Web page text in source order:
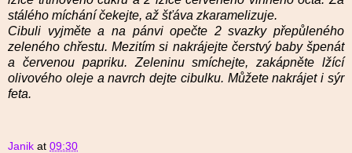
stálého míchání čekejte, až šťáva zkaramelizuje.
Cibuli vyjměte a na pánvi opečte 2 svazky přepůleného
zeleného chřestu. Mezitím si nakrájejte čerstvý baby špenát
a červenou papriku. Zeleninu smíchejte, zakápněte lžící
olivového oleje a navrch dejte cibulku. Můžete nakrájet i sýr
feta.
Janik at 09:30